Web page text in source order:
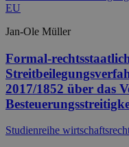
Jan-Ole Müller
Formal-
2017/1852 über das
Studienreihe